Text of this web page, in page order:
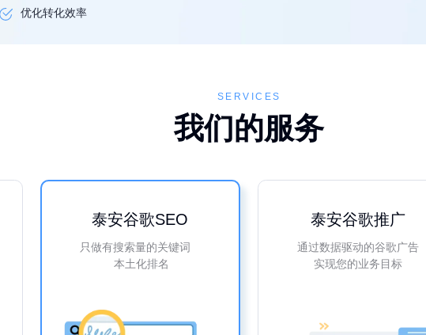
优化转化效率
SERVICES
我们的服务
泰安谷歌SEO
只做有搜索量的关键词
本土化排名
泰安谷歌推广
通过数据驱动的谷歌广告
实现您的业务目标